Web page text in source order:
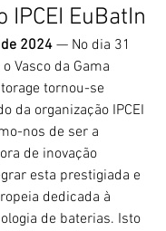
IPCEI EuBatIn
2024 — No dia 31
Vasco da Gama
tornou-se
da organização IPCEI
nos de ser a
de inovação
esta prestigiada e
dedicada à
de baterias. Isto